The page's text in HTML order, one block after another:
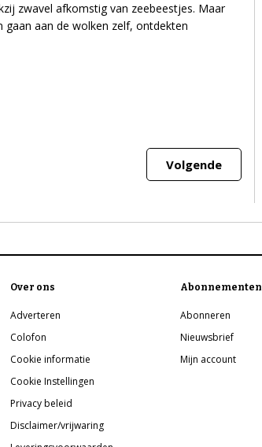
zwavel afkomstig van zeebeestjes. Maar
gaan aan de wolken zelf, ontdekten
Volgende
Over ons
Adverteren
Colofon
Cookie informatie
Cookie Instellingen
Privacy beleid
Disclaimer/vrijwaring
Abonnementen
Abonneren
Nieuwsbrief
Mijn account